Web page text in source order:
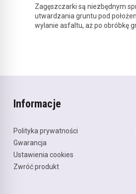
Zagęszczarki są niezbędnym
utwardzania gruntu pod
wylanie asfaltu, aż po obróbkę
Informacje
Polityka prywatności
Gwarancja
Ustawienia cookies
Zwróć produkt